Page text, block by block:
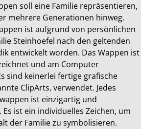
soll eine Familie repräsentieren,
mehrere Generationen hinweg.
ist aufgrund von persönlichen
Steinhoefel nach den geltenden
entwickelt worden. Das Wappen ist
und am Computer
sind keinerlei fertige grafische
ClipArts, verwendet. Jedes
ist einzigartig und
ist ein individuelles Zeichen, um
der Familie zu symbolisieren.